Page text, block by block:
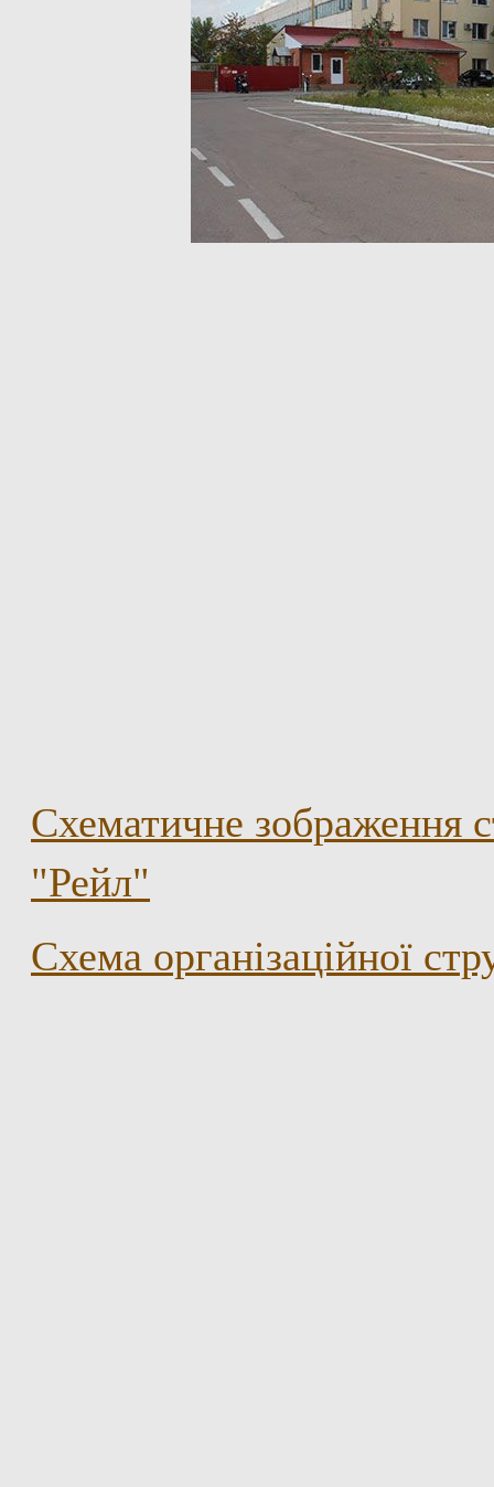
Схематичне зображення
"Рейл"
Схема організаційної